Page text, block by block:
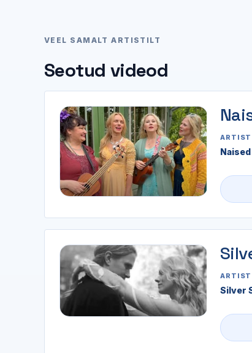
VEEL SAMALT ARTISTILT
Seotud videod
ARTIST
ARTIST
Silver